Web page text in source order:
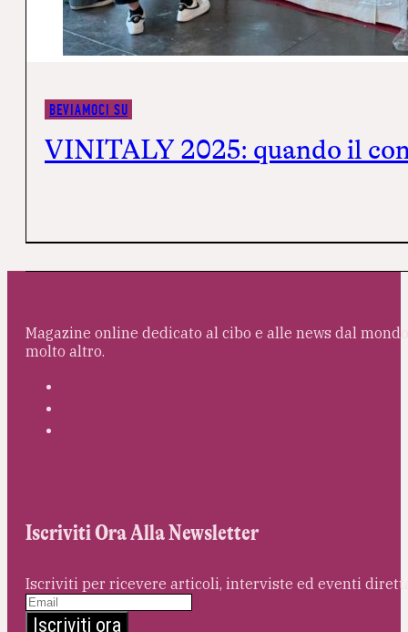
BEVIAMOCI SU
VINITALY 2025: quando il
Magazine online dedicato al cibo e alle news dal
molto altro.
Iscriviti Ora Alla Newsletter
Iscriviti per ricevere articoli, interviste ed eventi
Iscriviti ora